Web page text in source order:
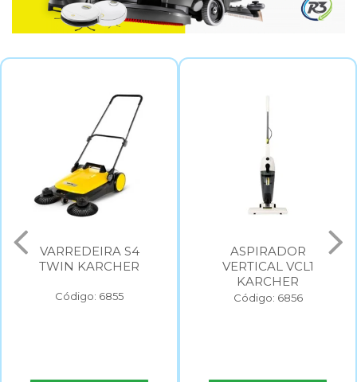
VARREDEIRA S4
TWIN KARCHER
Código: 6855
ASPIRADOR
VERTICAL VCL1
KARCHER
Código: 6856